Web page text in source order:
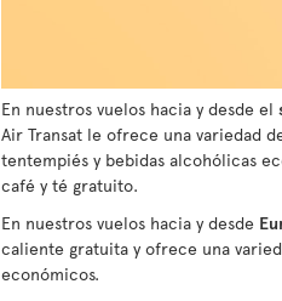
En nuestros vuelos hacia y desde el
Air Transat le ofrece una variedad
tentempiés y bebidas alcohólicas
café y té gratuito.
En nuestros vuelos hacia y desde
caliente gratuita y ofrece una
económicos.